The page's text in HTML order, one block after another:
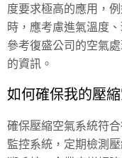
度要求極高的應用，
時，應考慮進氣溫度
參考復盛公司的空氣
的資訊。
如何確保我的壓
確保壓縮空氣系統符
監控系統，定期檢測